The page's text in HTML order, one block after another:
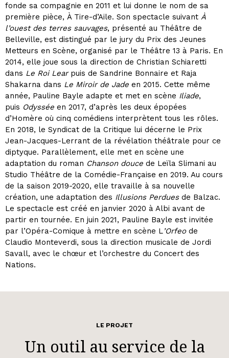
fonde sa compagnie en 2011 et lui donne le nom de sa
première pièce, À Tire-d’Aile. Son spectacle suivant À
l’ouest des terres sauvages, présenté au Théâtre de
Belleville, est distingué par le jury du Prix des Jeunes
Metteurs en Scène, organisé par le Théâtre 13 à Paris. En
2014, elle joue sous la direction de Christian Schiaretti
dans Le Roi Lear puis de Sandrine Bonnaire et Raja
Shakarna dans Le Miroir de Jade en 2015. Cette même
année, Pauline Bayle adapte et met en scène Iliade,
puis Odyssée en 2017, d’après les deux épopées
d’Homère où cinq comédiens interprètent tous les rôles.
En 2018, le Syndicat de la Critique lui décerne le Prix
Jean-Jacques-Lerrant de la révélation théâtrale pour ce
diptyque. Parallèlement, elle met en scène une
adaptation du roman Chanson douce de Leïla Slimani au
Studio Théâtre de la Comédie-Française en 2019. Au cours
de la saison 2019-2020, elle travaille à sa nouvelle
création, une adaptation des Illusions Perduesde Balzac.
Le spectacle est créé en janvier 2020 à Albi avant de
partir en tournée. En juin 2021, Pauline Bayle est invitée
par l’Opéra-Comique à mettre en scène L’Orfeode
Claudio Monteverdi, sous la direction musicale de Jordi
Savall, avec le chœur et l’orchestre du Concert des
Nations.
LE PROJET
Un outil au service de la